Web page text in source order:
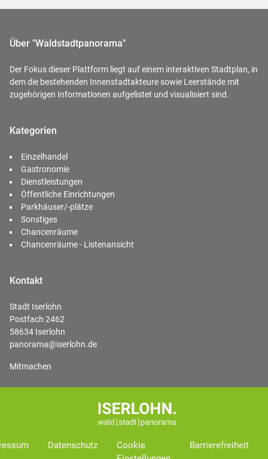
Über "Waldstadtpanorama"
Der Fokus dieser Plattform liegt auf einem interaktiven Stadtplan, in
dem die bestehenden Innenstadtakteure sowie Leerstände mit
zugehörigen Informationen aufgelistet und visualisiert sind.
Kategorien
Einzelhandel
Gastronomie
Dienstleistungen
Öffentliche Einrichtungen
Parkhäuser/-plätze
Sonstiges
Chancenräume
Chancenräume - Listenansicht
Kontakt
Stadt Iserlohn
Postfach 2462
58634 Iserlohn
panorama@iserlohn.de
Mitmachen
Datenschutz
Cookie
Barrierefreiheit